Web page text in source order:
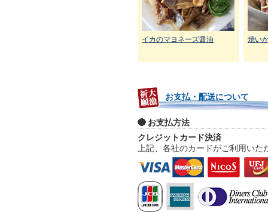
イカのマヨネーズ醤油 焼い
お支払・配送について
お支払方法
クレジットカード決済
上記、各社のカードがご利用いた